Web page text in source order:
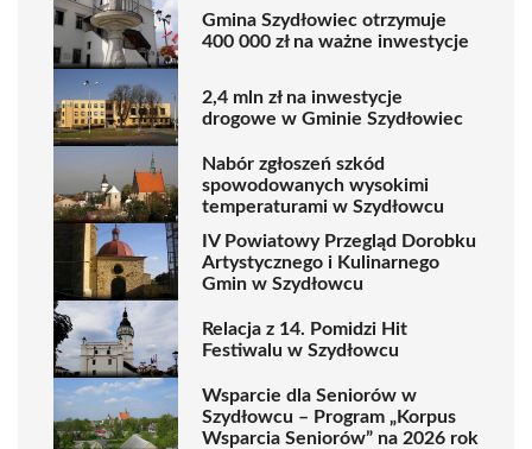
Gmina Szydłowiec otrzymuje
400 000 zł na ważne inwestycje
2,4 mln zł na inwestycje
drogowe w Gminie Szydłowiec
Nabór zgłoszeń szkód
spowodowanych wysokimi
temperaturami w Szydłowcu
IV Powiatowy Przegląd Dorobku
Artystycznego i Kulinarnego
Gmin w Szydłowcu
Relacja z 14. Pomidzi Hit
Festiwalu w Szydłowcu
Wsparcie dla Seniorów w
Szydłowcu – Program „Korpus
Wsparcia Seniorów” na 2026 rok